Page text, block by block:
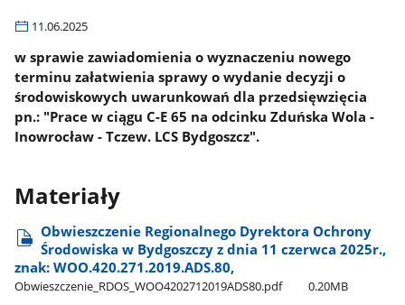
11.06.2025
w sprawie zawiadomienia o wyznaczeniu nowego
terminu załatwienia sprawy o wydanie decyzji o
środowiskowych uwarunkowań dla przedsięwzięcia
pn.: "Prace w ciągu C-E 65 na odcinku Zduńska Wola -
Inowrocław - Tczew. LCS Bydgoszcz".
Materiały
Obwieszczenie Regionalnego Dyrektora Ochrony
Środowiska w Bydgoszczy z dnia 11 czerwca 2025r.,
znak: WOO.420.271.2019.ADS.80,
Obwieszczenie​_RDOS​_WOO4202712019ADS80.pdf 0.20MB